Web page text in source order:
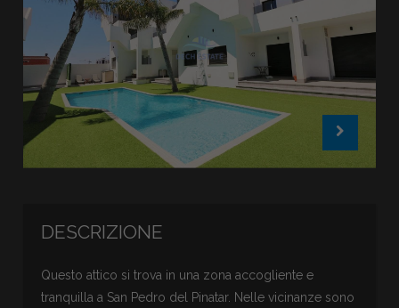
DESCRIZIONE
Questo attico si trova in una zona accogliente e
tranquilla a San Pedro del Pinatar. Nelle vicinanze sono